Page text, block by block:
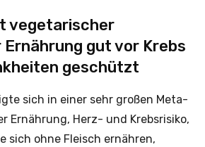
vegetarischer
gut vor Krebs
geschützt
sich in einer sehr großen Meta-
Ernährung, Herz- und Krebsrisiko,
sich ohne Fleisch ernähren,